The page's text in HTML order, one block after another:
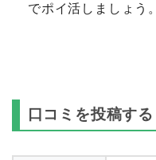
でポイ活しましょう。
口コミを投稿する